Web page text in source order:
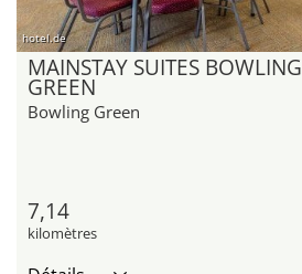
hotel.de
MAINSTAY SUITES BOWLING
GREEN
Bowling Green
7,14
kilomètres